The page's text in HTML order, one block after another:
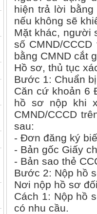
hiện trả lời
nếu không sẽ
Mặt khác, người
số CMND/
bằng CMND cắt
Hồ sơ, thủ tục
Bước 1: Chuẩn
Căn cứ khoản 6
hồ sơ nộp khi
CMND/CCCD
sau:
- Đơn đăng ký
- Bản gốc Giấy
- Bản sao thẻ
Bước 2: Nộp hồ
Nơi nộp hồ sơ
Cách 1: Nộp hồ
có nhu cầu.